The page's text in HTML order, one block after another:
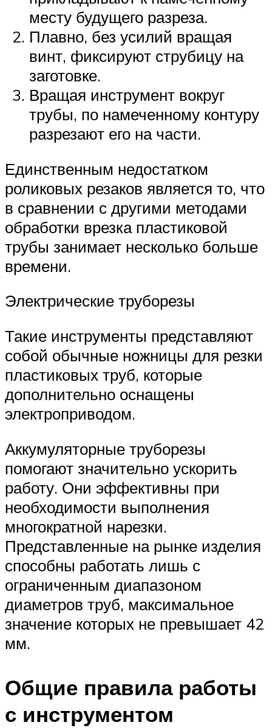
месту будущего разреза.
Плавно, без усилий вращая
винт, фиксируют струбицу на
заготовке.
Вращая инструмент вокруг
трубы, по намеченному контуру
разрезают его на части.
Единственным недостатком
роликовых резаков является то, что
в сравнении с другими методами
обработки врезка пластиковой
трубы занимает несколько больше
времени.
Электрические труборезы
Такие инструменты представляют
собой обычные ножницы для резки
пластиковых труб, которые
дополнительно оснащены
электроприводом.
Аккумуляторные труборезы
помогают значительно ускорить
работу. Они эффективны при
необходимости выполнения
многократной нарезки.
Представленные на рынке изделия
способны работать лишь с
ограниченным диапазоном
диаметров труб, максимальное
значение которых не превышает 42
мм.
Общие правила работы
с инструментом